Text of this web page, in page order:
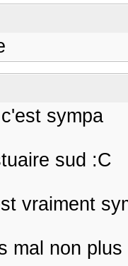
sympa
sud :C
vraiment
mal non plus